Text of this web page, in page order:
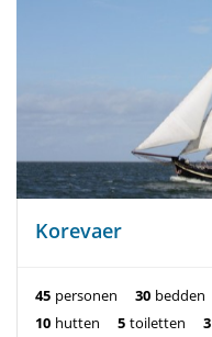
Korevaer
45 personen 30 bedden
10 hutten 5 toiletten 3